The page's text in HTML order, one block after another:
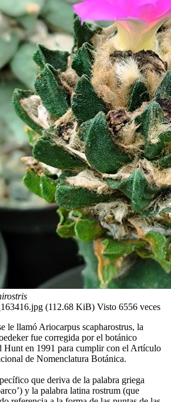
(112.68 KiB) Visto 6556 veces
le llamó Ariocarpus scapharostrus, la
fue corregida por el botánico
en 1991 para cumplir con el Artículo
de Nomenclatura Botánica.
que deriva de la palabra griega
y la palabra latina rostrum (que